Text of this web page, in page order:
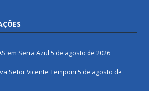
em Serra Azul 5 de agosto de 2026
Setor Vicente Temponi 5 de agosto de